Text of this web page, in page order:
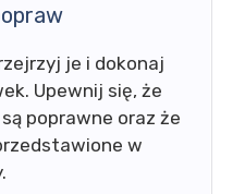
je i dokonaj
Upewnij się, że
poprawne oraz że
w